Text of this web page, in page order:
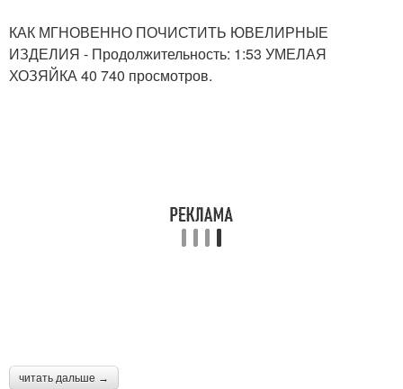
КАК МГНОВЕННО ПОЧИСТИТЬ ЮВЕЛИРНЫЕ
ИЗДЕЛИЯ - Продолжительность: 1:53 УМЕЛАЯ
ХОЗЯЙКА 40 740 просмотров.
читать дальше →